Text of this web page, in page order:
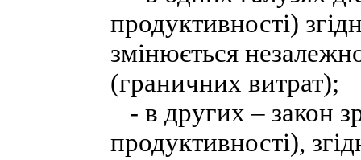
продуктивності)
змінюється
(граничних витрат);
- в других – закон
продуктивності),